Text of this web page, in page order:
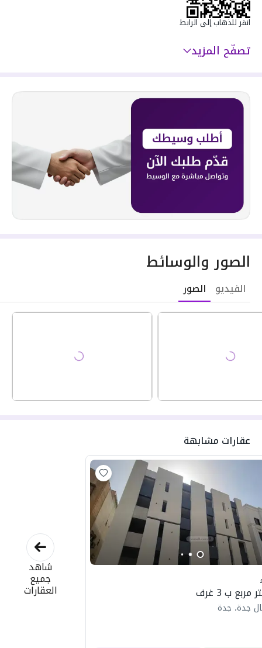
انقر للذهاب إلى الرابط
تصفّح المزيد
الصور والوسائط
الفيديو الصور
عقارات مشابهة
جدة، جدة
شاهد
جميع
العقارات